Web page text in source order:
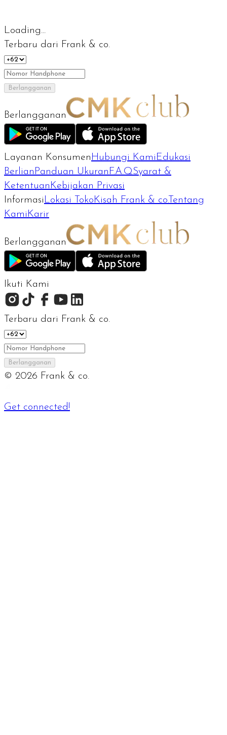
Loading...
Terbaru dari Frank & co.
Berlangganan
Berlangganan
Layanan Konsumen Hubungi Kami Edukasi
Berlian Panduan Ukuran F.A.QSyarat &
Ketentuan Kebijakan Privasi
Informasi Lokasi TokoKisah Frank & co.Tentang
Kami Karir
Berlangganan
Ikuti Kami
Terbaru dari Frank & co.
Berlangganan
© 2026 Frank & co.
Get connected!